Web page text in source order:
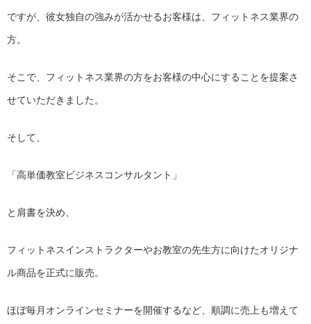
ですが、 彼女独自の強みが活かせるお客様は、フィットネス業界の
方。
そこで、 フィットネス業界の方をお客様の中心にすることを提案さ
せていただきました。
そして、
「高単価教室ビジネスコンサルタント」
と肩書を決め、
フィットネスインストラクターやお教室の先生方に向けたオリジナ
ル商品を正式に販売。
ほぼ毎月オンラインセミナーを開催するなど、 順調に売上も増えて